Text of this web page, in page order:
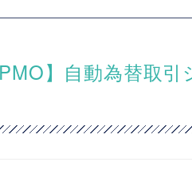
PMO】自動為替取